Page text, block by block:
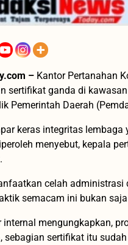
– Kantor Pertanahan
sertifikat ganda di
Pemerintah Daerah
keras integritas
menyebut, kepala
celah
semacam ini bukan
mengungkapkan,
sebagian sertifikat itu